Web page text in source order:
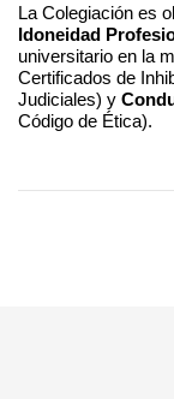
La Colegiación es
Idoneidad
universitario en la
Certificados de
Judiciales) y
Código de Ética).